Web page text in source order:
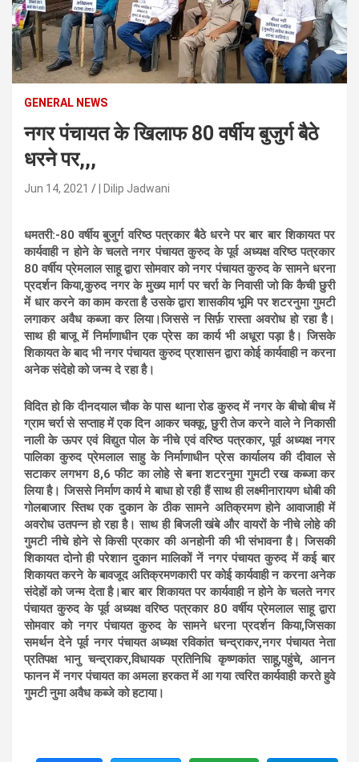
GENERAL NEWS
नगर पंचायत के खिलाफ 80 वर्षीय बुजुर्ग बैठे
धरने पर,,,
Jun 14, 2021 | Dilip Jadwani
धमतरी:-80 वर्षीय बुजुर्ग वरिष्ठ पत्रकार बैठे धरने पर बार बार शिकायत पर
कार्यवाही न होने के चलते नगर पंचायत कुरुद के पूर्व अध्यक्ष वरिष्ठ पत्रकार
80 वर्षीय प्रेमलाल साहू द्वारा सोमवार को नगर पंचायत कुरुद के सामने धरना
प्रदर्शन किया,कुरुद नगर के मुख्य मार्ग पर चर्रा के निवासी जो कि कैची छुरी
में धार करने का काम करता है उसके द्वारा शासकीय भूमि पर शटरनुमा गुमटी
लगाकर अवैध कब्जा कर लिया।जिससे न सिर्फ़ रास्ता अवरोध हो रहा है।
साथ ही बाजू में निर्माणाधीन एक प्रेस का कार्य भी अधूरा पड़ा है। जिसके
शिकायत के बाद भी नगर पंचायत कुरुद प्रशासन द्वारा कोई कार्यवाही न करना
अनेक संदेहो को जन्म दे रहा है।
विदित हो कि दीनदयाल चौक के पास थाना रोड कुरुद में नगर के बीचो बीच में
ग्राम चर्रा से सप्ताह में एक दिन आकर चक्कू, छुरी तेज करने वाले ने निकासी
नाली के ऊपर एवं विद्युत पोल के नीचे एवं वरिष्ठ पत्रकार, पूर्व अध्यक्ष नगर
पालिका कुरुद प्रेमलाल साहु के निर्माणाधीन प्रेस कार्यालय की दीवाल से
सटाकर लगभग 8,6 फीट का लोहे से बना शटरनुमा गुमटी रख कब्जा कर
लिया है। जिससे निर्माण कार्य मे बाधा हो रही हैं साथ ही लक्ष्मीनारायण धोबी की
गोलबाजार स्तिथ एक दुकान के ठीक सामने अतिक्रमण होने आवाजाही में
अवरोध उतपन्न हो रहा है। साथ ही बिजली खंबे और वायरों के नीचे लोहे की
गुमटी नीचे होने से किसी प्रकार की अनहोनी की भी संभावना है। जिसकी
शिकायत दोनो ही परेशान दुकान मालिकों नें नगर पंचायत कुरुद में कई बार
शिकायत करने के बावजूद अतिक्रमणकारी पर कोई कार्यवाही न करना अनेक
संदेहों को जन्म देता है।बार बार शिकायत पर कार्यवाही न होने के चलते नगर
पंचायत कुरुद के पूर्व अध्यक्ष वरिष्ठ पत्रकार 80 वर्षीय प्रेमलाल साहू द्वारा
सोमवार को नगर पंचायत कुरुद के सामने धरना प्रदर्शन किया,जिसका
समर्थन देने पूर्व नगर पंचायत अध्यक्ष रविकांत चन्द्राकर,नगर पंचायत नेता
प्रतिपक्ष भानु चन्द्राकर,विधायक प्रतिनिधि कृष्णकांत साहू,पहुंचे, आनन
फानन में नगर पंचायत का अमला हरकत में आ गया त्वरित कार्यवाही करते हुवे
गुमटी नुमा अवैध कब्जे को हटाया।